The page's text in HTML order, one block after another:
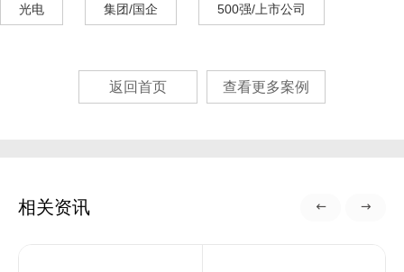
光电 集团/国企 500强/上市公司
返回首页 查看更多案例
相关资讯